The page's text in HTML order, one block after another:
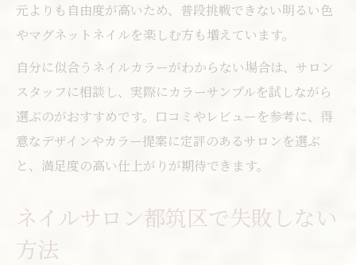
元よりも自由度が高いため、普段挑戦できない明るい色
やマグネットネイルを楽しむ方も増えています。
自分に似合うネイルカラーがわからない場合は、サロン
スタッフに相談し、実際にカラーサンプルを試しながら
選ぶのがおすすめです。口コミやレビューを参考に、得
意なデザインやカラー提案に定評のあるサロンを選ぶ
と、満足度の高い仕上がりが期待できます。
ネイルサロン都筑区で失敗しない
方法